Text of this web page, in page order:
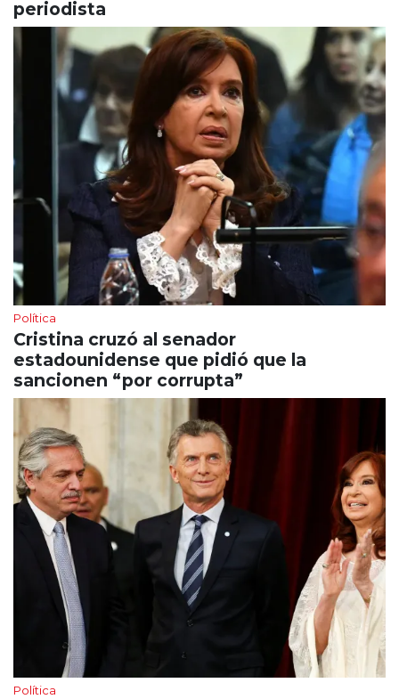
periodista
Política
Cristina cruzó al senador
estadounidense que pidió que la
sancionen “por corrupta”
Política